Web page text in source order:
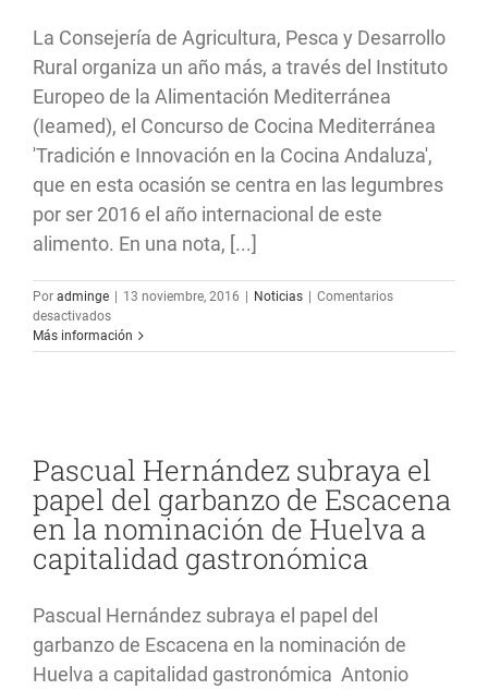
La Consejería de Agricultura, Pesca y Desarrollo
Rural organiza un año más, a través del Instituto
Europeo de la Alimentación Mediterránea
(Ieamed), el Concurso de Cocina Mediterránea
'Tradición e Innovación en la Cocina Andaluza',
que en esta ocasión se centra en las legumbres
por ser 2016 el año internacional de este
alimento. En una nota, [...]
Por adminge 13 noviembre, 2016 Noticias
Comentarios
desactivadosen
El
Ieamed
con
las
legumbres
como
ingrediente
principal
Más información
Pascual Hernández subraya el
papel del garbanzo de Escacena
en la nominación de Huelva a
capitalidad gastronómica
Pascual Hernández subraya el papel del
garbanzo de Escacena en la nominación de
Huelva a capitalidad gastronómica Antonio